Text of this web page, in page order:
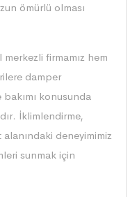
ömürlü olması
firmamız hem
damper
bakımı konusunda
İklimlendirme,
deneyimimiz
sunmak için